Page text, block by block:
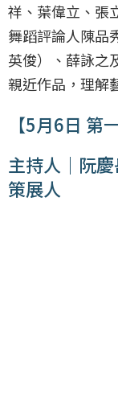
祥、葉偉立、張
舞蹈評論人陳品
英俊）、薛詠之
親近作品，理解
【5月6日 第
主持人｜阮
策展人